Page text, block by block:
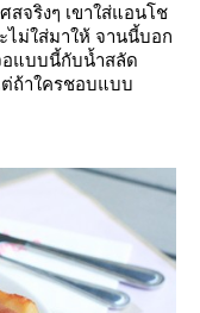
สจริงๆ เขาใส่แอนโช
ไม่ใส่มาให้ จานนี้บอก
อแบบนี้กับน้ำสลัด
ต่ถ้าใครชอบแบบ